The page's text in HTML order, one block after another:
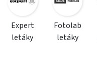
Expert
letáky
Fotolab
letáky